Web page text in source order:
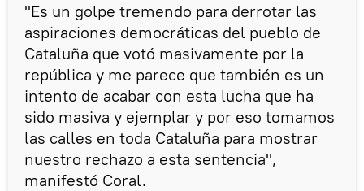
"Es un golpe tremendo para derrotar las
aspiraciones democráticas del pueblo de
Cataluña que votó masivamente por la
república y me parece que también es un
intento de acabar con esta lucha que ha
sido masiva y ejemplar y por eso tomamos
las calles en toda Cataluña para mostrar
nuestro rechazo a esta sentencia",
manifestó Coral.